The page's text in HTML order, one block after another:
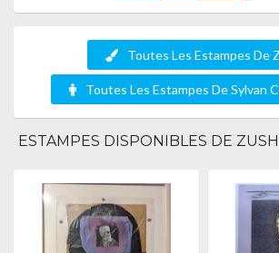
Toutes Les Estampes De
Toutes Les Estampes De Sylvan
ESTAMPES DISPONIBLES DE ZUSH